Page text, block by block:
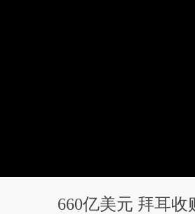
660亿美元 拜耳收